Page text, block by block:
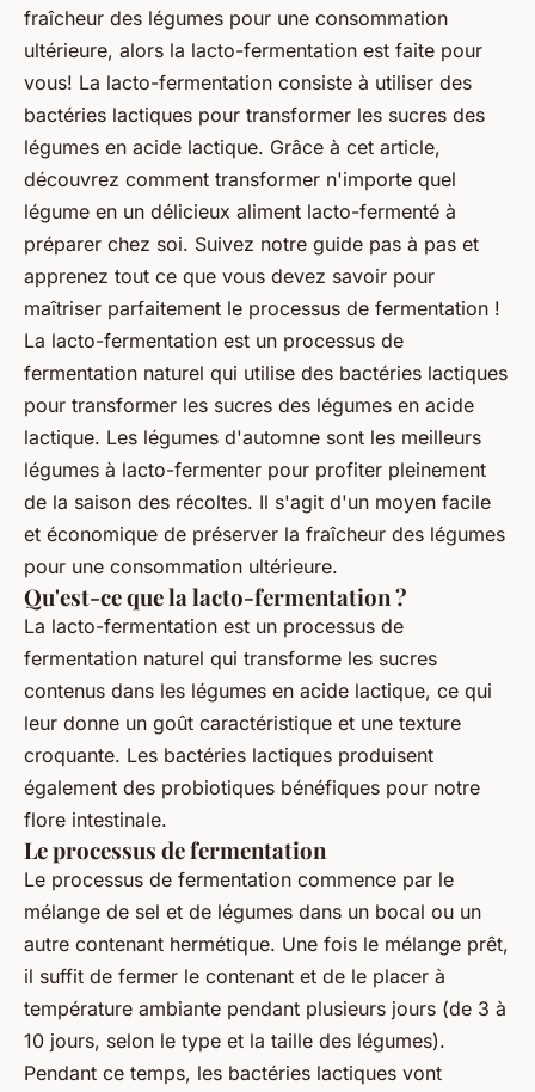
fraîcheur des légumes pour une consommation
ultérieure, alors la lacto-fermentation est faite pour
vous! La lacto-fermentation consiste à utiliser des
bactéries lactiques pour transformer les sucres des
légumes en acide lactique. Grâce à cet article,
découvrez comment transformer n'importe quel
légume en un délicieux aliment lacto-fermenté à
préparer chez soi. Suivez notre guide pas à pas et
apprenez tout ce que vous devez savoir pour
maîtriser parfaitement le processus de fermentation !
La lacto-fermentation est un processus de
fermentation naturel qui utilise des bactéries lactiques
pour transformer les sucres des légumes en acide
lactique. Les légumes d'automne sont les meilleurs
légumes à lacto-fermenter pour profiter pleinement
de la saison des récoltes. Il s'agit d'un moyen facile
et économique de préserver la fraîcheur des légumes
pour une consommation ultérieure.
Qu'est-ce que la lacto-fermentation ?
La lacto-fermentation est un processus de
fermentation naturel qui transforme les sucres
contenus dans les légumes en acide lactique, ce qui
leur donne un goût caractéristique et une texture
croquante. Les bactéries lactiques produisent
également des probiotiques bénéfiques pour notre
flore intestinale.
Le processus de fermentation
Le processus de fermentation commence par le
mélange de sel et de légumes dans un bocal ou un
autre contenant hermétique. Une fois le mélange prêt,
il suffit de fermer le contenant et de le placer à
température ambiante pendant plusieurs jours (de 3 à
10 jours, selon le type et la taille des légumes).
Pendant ce temps, les bactéries lactiques vont